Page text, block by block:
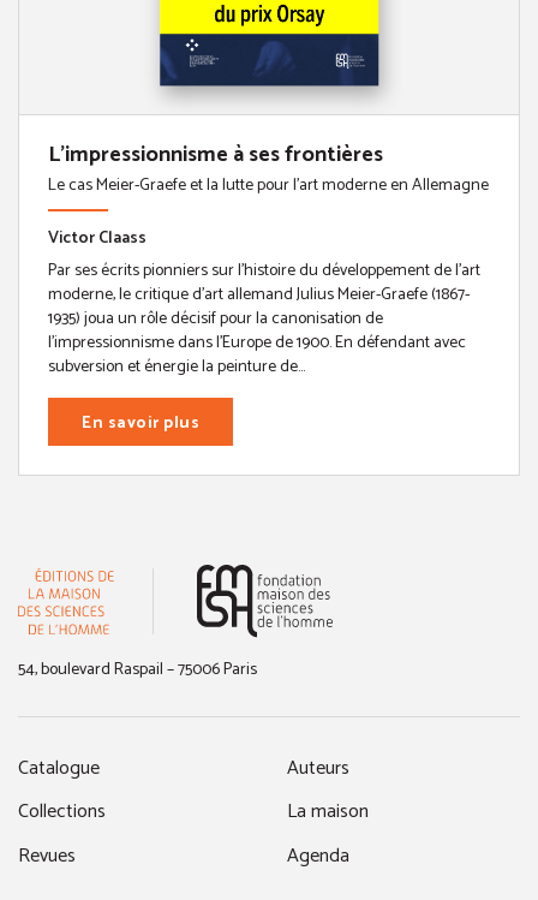
L'impressionnisme à ses frontières
Le cas Meier-Graefe et la lutte pour l'art moderne en Allemagne
Victor Claass
Par ses écrits pionniers sur l’histoire du développement de l’art
moderne, le critique d’art allemand Julius Meier-Graefe (1867-
1935) joua un rôle décisif pour la canonisation de
l’impressionnisme dans l’Europe de 1900. En défendant avec
subversion et énergie la peinture de...
En savoir plus
54, boulevard Raspail – 75006 Paris
Catalogue
Collections
Revues
Auteurs
La maison
Agenda